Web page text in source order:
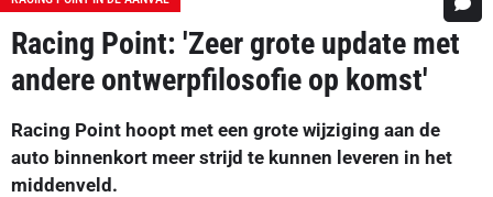
Racing Point: 'Zeer grote update met
andere ontwerpfilosofie op komst'
Racing Point hoopt met een grote wijziging aan de
auto binnenkort meer strijd te kunnen leveren in het
middenveld.